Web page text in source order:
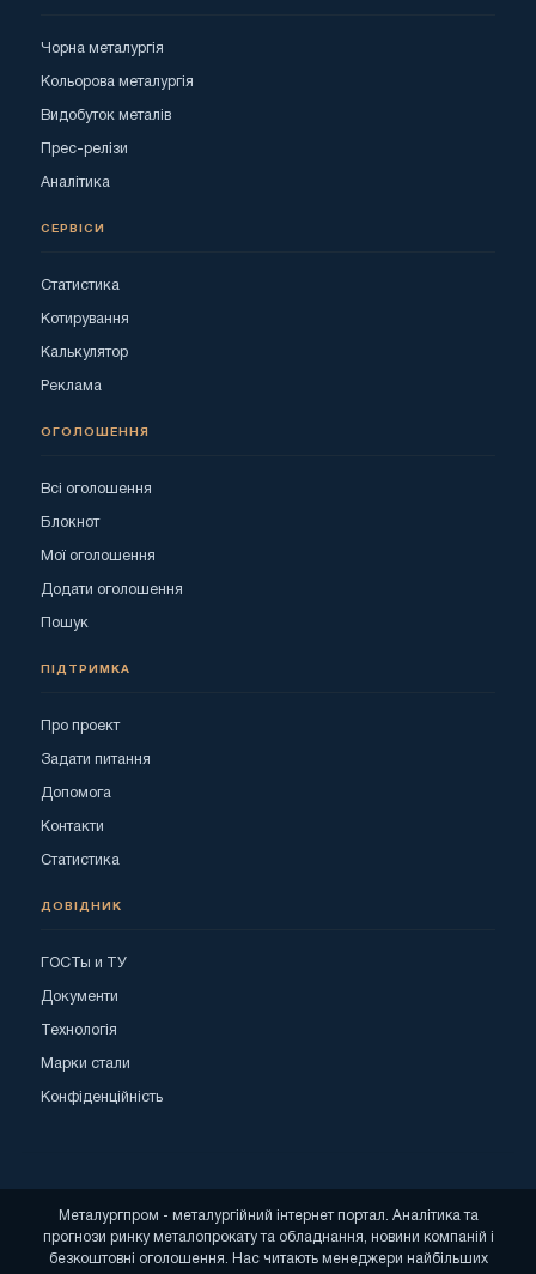
Чорна металургія
Кольорова металургія
Видобуток металів
Прес-релізи
Аналітика
СЕРВІСИ
Статистика
Котирування
Калькулятор
Реклама
ОГОЛОШЕННЯ
Всі оголошення
Блокнот
Мої оголошення
Додати оголошення
Пошук
ПІДТРИМКА
Про проект
Задати питання
Допомога
Контакти
Статистика
ДОВІДНИК
ГОСТы и ТУ
Документи
Технологія
Марки стали
Конфіденційність
Металургпром - металургійний інтернет портал. Аналітика та
прогнози ринку металопрокату та обладнання, новини компаній і
безкоштовні оголошення. Нас читають менеджери найбільших